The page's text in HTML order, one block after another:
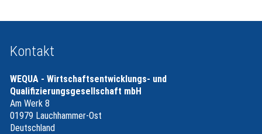
Kontakt
WEQUA - Wirtschaftsentwicklungs- und
Qualifizierungsgesellschaft mbH
Am Werk 8
01979 Lauchhammer-Ost
Deutschland